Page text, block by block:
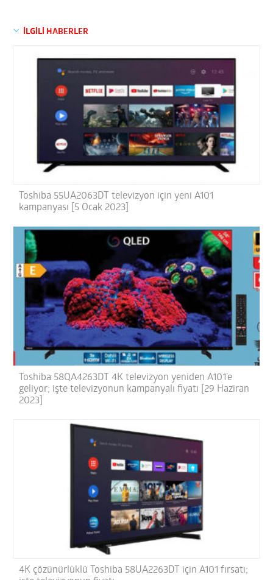
İLGİLİ HABERLER
Toshiba 55UA2063DT televizyon için yeni A101
kampanyası [5 Ocak 2023]
Toshiba 58QA4263DT 4K televizyon yeniden A101’e
geliyor; işte televizyonun kampanyalı fiyatı [29 Haziran
2023]
4K çözünürlüklü Toshiba 58UA2263DT için A101 fırsatı;